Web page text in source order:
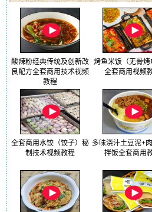
酸辣粉经典传统及创新改
良配方全套商用技术视频
教程
烤鱼米饭（无骨烤
全套商用视频
全套商用水饺（饺子）秘
制技术视频教程
多味浇汁土豆泥+
拌饭全套商用